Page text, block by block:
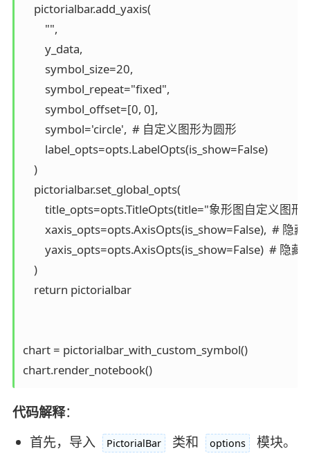
    pictorialbar.add_yaxis(
        "",
        y_data,
        symbol_size=20,
        symbol_repeat="fixed",
        symbol_offset=[0, 0],
        symbol='circle',  # 自定义图形为圆形
        label_opts=opts.LabelOpts(is_show=False)
    )
    pictorialbar.set_global_opts(
title_opts=opts.TitleOpts(title="象形图自定义图形
xaxis_opts=opts.AxisOpts(is_show=False),  # 隐藏
yaxis_opts=opts.AxisOpts(is_show=False)  # 隐藏
    )
    return pictorialbar
chart = pictorialbar_with_custom_symbol()
chart.render_notebook()
代码解释：
首先，导入
PictorialBar 类和 options
模块。